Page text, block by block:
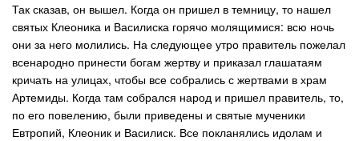
Так сказав, он вышел. Когда он пришел в темницу, то нашел
святых Клеоника и Василиска горячо молящимися: всю ночь
они за него молились. На следующее утро правитель пожелал
всенародно принести богам жертву и приказал глашатаям
кричать на улицах, чтобы все собрались с жертвами в храм
Артемиды. Когда там собрался народ и пришел правитель, то,
по его повелению, были приведены и святые мученики
Евтропий, Клеоник и Василиск. Все покланялись идолам и